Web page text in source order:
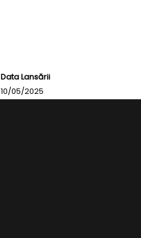
Data Lansării
10/05/2025